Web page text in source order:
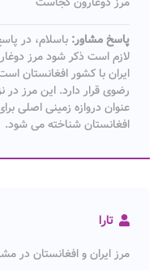
پاسخ مشاور: باسلام، در
لازم است ذکر شود مرز
ایران با کشور افغانستان
رضوی قرار دارد. این مرز در
عنوان دروازه زمینی اصلی
افغانستان شناخته می شود.
تارا
مرز ایران و افغانستان در